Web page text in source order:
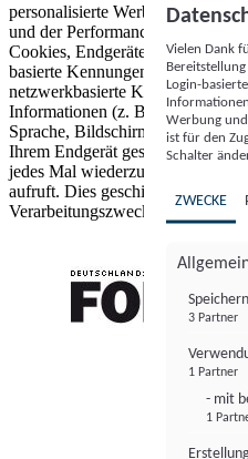
personalisierte Werbung und
und der Performance von
Cookies, Endgeräte- oder
basierte Kennungen, zufällig
netzwerkbasierte Kennungen)
Informationen (z. B. Browsertyp
Sprache, Bildschirmgröße,
Ihrem Endgerät gespeichert oder
jedes Mal wiederzuerkennen,
aufruft. Dies geschieht für einen
Verarbeitungszwecke.
Vielen Dank
Login-
Werbung
ist für den
Schalter
ZWECKE
3 Partner
1 Partner
- mit
1
FONDS professionell